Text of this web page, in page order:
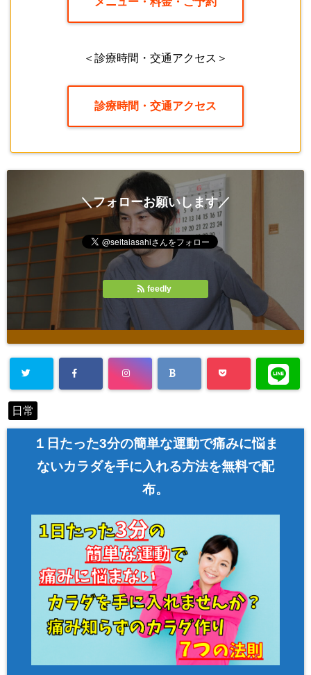
＜診療時間・交通アクセス＞
診療時間・交通アクセス
＼フォローお願いします／
feedly
defined array
key "Twitter"
/home/asa
blic_html/w
ugins/sns-c
on
日常
１日たった3分の簡単な運動で痛みに悩ま
ないカラダを手に入れる方法を無料で配
布。